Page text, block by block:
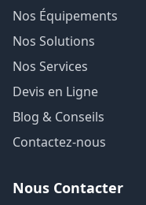
Nos Équipements
Nos Solutions
Nos Services
Devis en Ligne
Blog & Conseils
Contactez-nous
Nous Contacter